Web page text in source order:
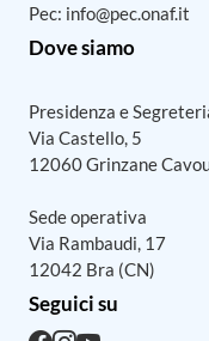
Pec: info@pec.onaf.it
Dove siamo
Presidenza e
Via Castello, 5
12060 Grinzane
Sede operativa
Via Rambaudi, 17
12042 Bra (CN)
Seguici su